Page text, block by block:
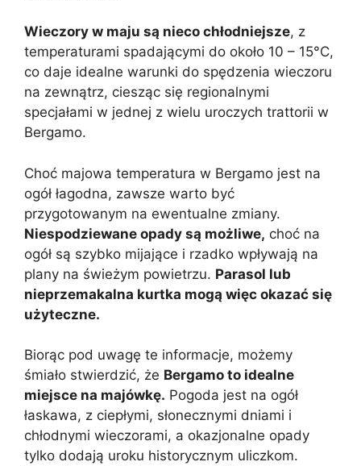
Wieczory w maju są nieco chłodniejsze, z
temperaturami spadającymi do około 10 – 15°C,
co daje idealne warunki do spędzenia wieczoru
na zewnątrz, ciesząc się regionalnymi
specjałami w jednej z wielu uroczych trattorii w
Bergamo.
Choć majowa temperatura w Bergamo jest na
ogół łagodna, zawsze warto być
przygotowanym na ewentualne zmiany.
Niespodziewane opady są możliwe, choć na
ogół są szybko mijające i rzadko wpływają na
plany na świeżym powietrzu. Parasol lub
nieprzemakalna kurtka mogą więc okazać się
użyteczne.
Biorąc pod uwagę te informacje, możemy
śmiało stwierdzić, że Bergamo to idealne
miejsce na majówkę. Pogoda jest na ogół
łaskawa, z ciepłymi, słonecznymi dniami i
chłodnymi wieczorami, a okazjonalne opady
tylko dodają uroku historycznym uliczkom.